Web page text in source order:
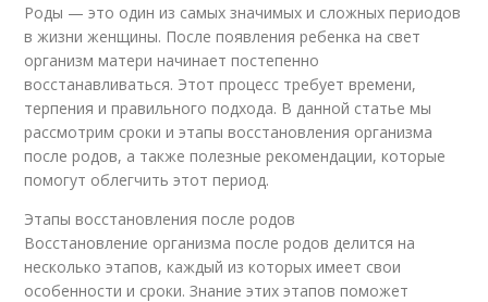
Роды — это один из самых значимых и сложных периодов
в жизни женщины. После появления ребенка на свет
организм матери начинает постепенно
восстанавливаться. Этот процесс требует времени,
терпения и правильного подхода. В данной статье мы
рассмотрим сроки и этапы восстановления организма
после родов, а также полезные рекомендации, которые
помогут облегчить этот период.
Этапы восстановления после родов
Восстановление организма после родов делится на
несколько этапов, каждый из которых имеет свои
особенности и сроки. Знание этих этапов поможет